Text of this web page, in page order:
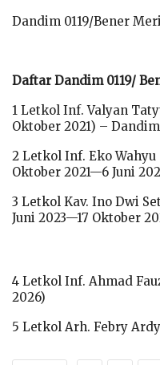
Dandim 0119/Bener
Daftar Dandim 0119/
1 Letkol Inf. Valyan
Oktober 2021) –
2 Letkol Inf. Eko
Oktober 2021—6 Juni
3 Letkol Kav. Ino Dwi
Juni 2023—17 Oktober
4 Letkol Inf. Ahmad
2026)
5 Letkol Arh. Febry